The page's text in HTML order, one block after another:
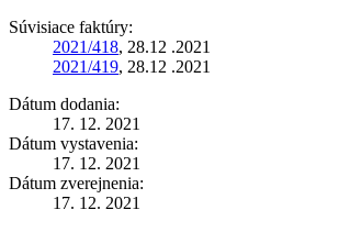
Súvisiace faktúry:
2021/418, 28.12 .2021
2021/419, 28.12 .2021
Dátum dodania:
17. 12. 2021
Dátum vystavenia:
17. 12. 2021
Dátum zverejnenia:
17. 12. 2021